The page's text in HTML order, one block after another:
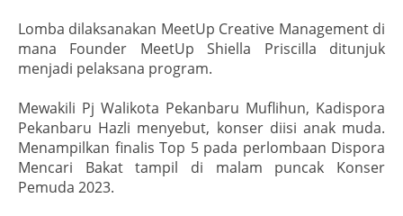
Lomba dilaksanakan MeetUp Creative Management di
mana Founder MeetUp Shiella Priscilla ditunjuk
menjadi pelaksana program.
Mewakili Pj Walikota Pekanbaru Muflihun, Kadispora
Pekanbaru Hazli menyebut, konser diisi anak muda.
Menampilkan finalis Top 5 pada perlombaan Dispora
Mencari Bakat tampil di malam puncak Konser
Pemuda 2023.